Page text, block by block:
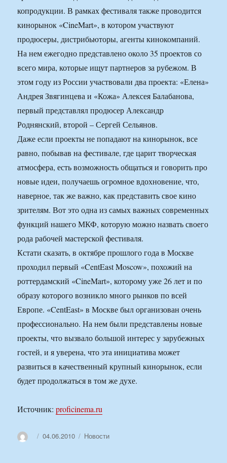
копродукции. В рамках фестиваля также проводится
кинорынок «CineMart», в котором участвуют
продюсеры, дистрибьюторы, агенты кинокомпаний.
На нем ежегодно представлено около 35 проектов со
всего мира, которые ищут партнеров за рубежом. В
этом году из России участвовали два проекта: «Елена»
Андрея Звягинцева и «Кожа» Алексея Балабанова,
первый представлял продюсер Александр
Роднянский, второй – Сергей Сельянов.
Даже если проекты не попадают на кинорынок, все
равно, побывав на фестивале, где царит творческая
атмосфера, есть возможность общаться и говорить про
новые идеи, получаешь огромное вдохновение, что,
наверное, так же важно, как представить свое кино
зрителям. Вот это одна из самых важных современных
функций нашего МКФ, которую можно назвать своего
рода рабочей мастерской фестиваля.
Кстати сказать, в октябре прошлого года в Москве
проходил первый «CentEast Moscow», похожий на
роттердамский «CineMart», которому уже 26 лет и по
образу которого возникло много рынков по всей
Европе. «CentEast» в Москве был организован очень
профессионально. На нем были представлены новые
проекты, что вызвало большой интерес у зарубежных
гостей, и я уверена, что эта инициатива может
развиться в качественный крупный кинорынок, если
будет продолжаться в том же духе.
Источник:proficinema.ru
АвторОпубликовано
04.06.2010 Рубрики
Новости